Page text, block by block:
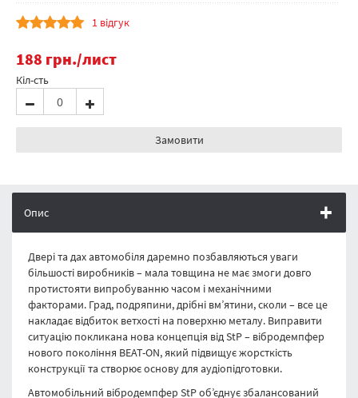
1 відгук
188 грн./лист
Кіл-сть
Замовити
Опис
Двері та дах автомобіля даремно позбавляються уваги
більшості виробників – мала товщина не має змоги довго
протистояти випробуванню часом і механічними
факторами. Град, подряпини, дрібні вм’ятини, сколи – все це
накладає відбиток ветхості на поверхню металу. Виправити
ситуацію покликана нова концепція від StP – вібродемпфер
нового покоління BEAT-ON, який підвищує жорсткість
конструкції та створює основу для аудіопідготовки.
Автомобільний вібродемпфер StP об’єднує збалансований